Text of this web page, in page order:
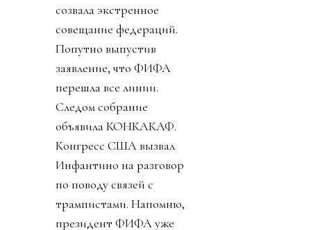
созвала экстренное
совещание федераций.
Попутно выпустив
заявление, что ФИФА
перешла все линии.
Следом собрание
объявила КОНКАКАФ.
Конгресс США вызвал
Инфантино на разговор
по поводу связей с
трампистами. Напомню,
президент ФИФА уже